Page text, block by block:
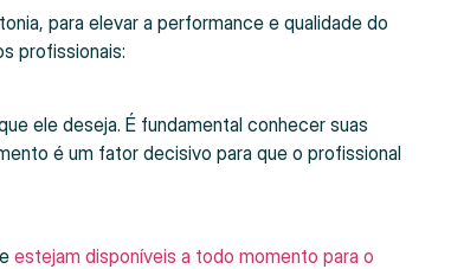
para elevar a performance e qualidade do
profissionais:
ele deseja. É fundamental conhecer suas
é um fator decisivo para que o profissional
estejam disponíveis a todo momento para o